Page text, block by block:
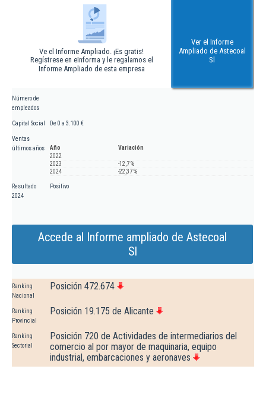
Ve el Informe Ampliado. ¡Es gratis!
Regístrese en eInforma y le regalamos el
Informe Ampliado de esta empresa
Ver el Informe
Ampliado de Astecoal
Sl
Número de
empleados
Capital Social De 0 a 3.100 €
Ventas
últimos años
Año
Variación
2022
2023
-12,7 %
2024
-22,37 %
Resultado
2024
Positivo
Accede al Informe ampliado de Astecoal
Sl
Ranking
Nacional
Posición 472.674
Ranking
Provincial
Posición 19.175 de Alicante
Ranking
Sectorial
Posición 720 de Actividades de intermediarios del
comercio al por mayor de maquinaria, equipo
industrial, embarcaciones y aeronaves